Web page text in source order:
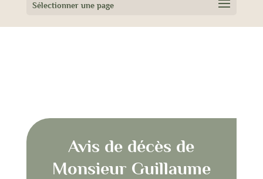
Sélectionner une page
Avis de décès de
Monsieur Guillaume